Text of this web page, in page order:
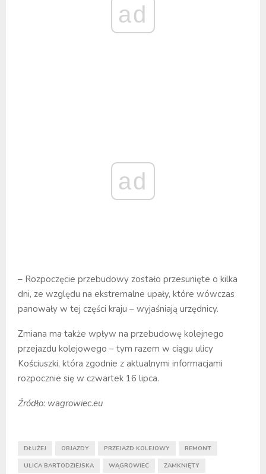
ad
ad
– Rozpoczęcie przebudowy zostało przesunięte o kilka
dni, ze względu na ekstremalne upały, które wówczas
panowały w tej części kraju – wyjaśniają urzędnicy.
Zmiana ma także wpływ na przebudowę kolejnego
przejazdu kolejowego – tym razem w ciągu ulicy
Kościuszki, która zgodnie z aktualnymi informacjami
rozpocznie się w czwartek 16 lipca.
Źródło: wagrowiec.eu
DŁUŻEJ OBJAZDY PRZEJAZD KOLEJOWY REMONT
ULICA BARTODZIEJSKA WĄGROWIEC ZAMKNIĘTY